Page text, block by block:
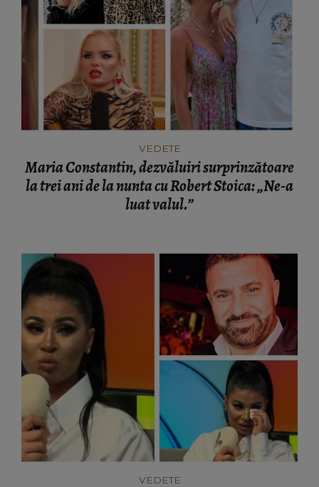
VEDETE
Maria Constantin, dezvăluiri surprinzătoare
la trei ani de la nunta cu Robert Stoica: „Ne-a
luat valul.”
VEDETE